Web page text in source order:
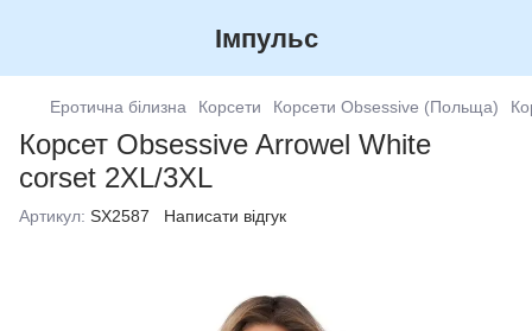
Імпульс
Еротична білизна Корсети Корсети Obsessive (Польща)
Корсет Obsessive Arrowel White
corset 2XL/3XL
Артикул: SX2587 Написати відгук